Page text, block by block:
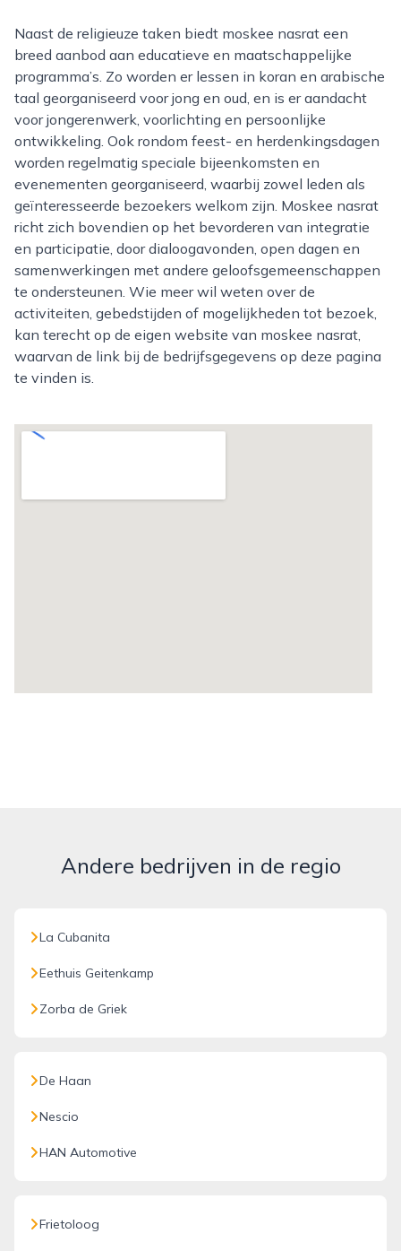
Naast de religieuze taken biedt moskee nasrat een
breed aanbod aan educatieve en maatschappelijke
programma’s. Zo worden er lessen in koran en arabische
taal georganiseerd voor jong en oud, en is er aandacht
voor jongerenwerk, voorlichting en persoonlijke
ontwikkeling. Ook rondom feest- en herdenkingsdagen
worden regelmatig speciale bijeenkomsten en
evenementen georganiseerd, waarbij zowel leden als
geïnteresseerde bezoekers welkom zijn. Moskee nasrat
richt zich bovendien op het bevorderen van integratie
en participatie, door dialoogavonden, open dagen en
samenwerkingen met andere geloofsgemeenschappen
te ondersteunen. Wie meer wil weten over de
activiteiten, gebedstijden of mogelijkheden tot bezoek,
kan terecht op de eigen website van moskee nasrat,
waarvan de link bij de bedrijfsgegevens op deze pagina
te vinden is.
Andere bedrijven in de regio
La Cubanita
Eethuis Geitenkamp
Zorba de Griek
De Haan
Nescio
HAN Automotive
Frietoloog